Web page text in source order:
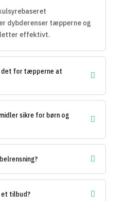
dybderenser tæpperne og
effektivt.
det for tæpperne at
sikre for børn og
et tilbud?